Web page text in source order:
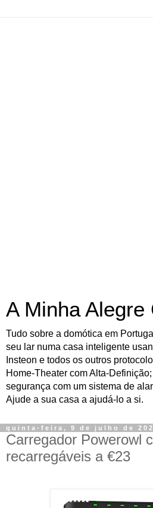
A Minha Alegre
Tudo sobre a domótica em
seu lar numa casa inteligente
Insteon e todos os outros
Home-Theater com Alta-
segurança com um sistema de
Ajude a sua casa a ajudá-lo a si.
quinta-feira, 9 de julho de
Carregador Powerowl
recarregáveis a €23